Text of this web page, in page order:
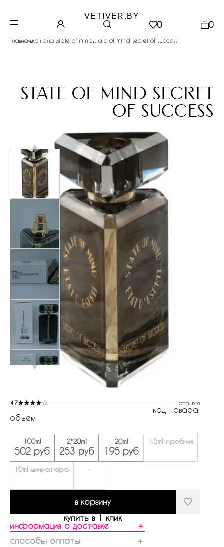
VETIVER.BY
0 0
главная.каталог.state of mind.state of mind secret of success
state of mind secret
of success
4.7 отзывов
код товара:
объем
100ml
502 руб
2*20ml
253 руб
20ml
195 руб
1,5ml пробник
10ml миниатюра -
в корзину
купить в 1 клик
информация о доставке
＋
способы оплаты
＋